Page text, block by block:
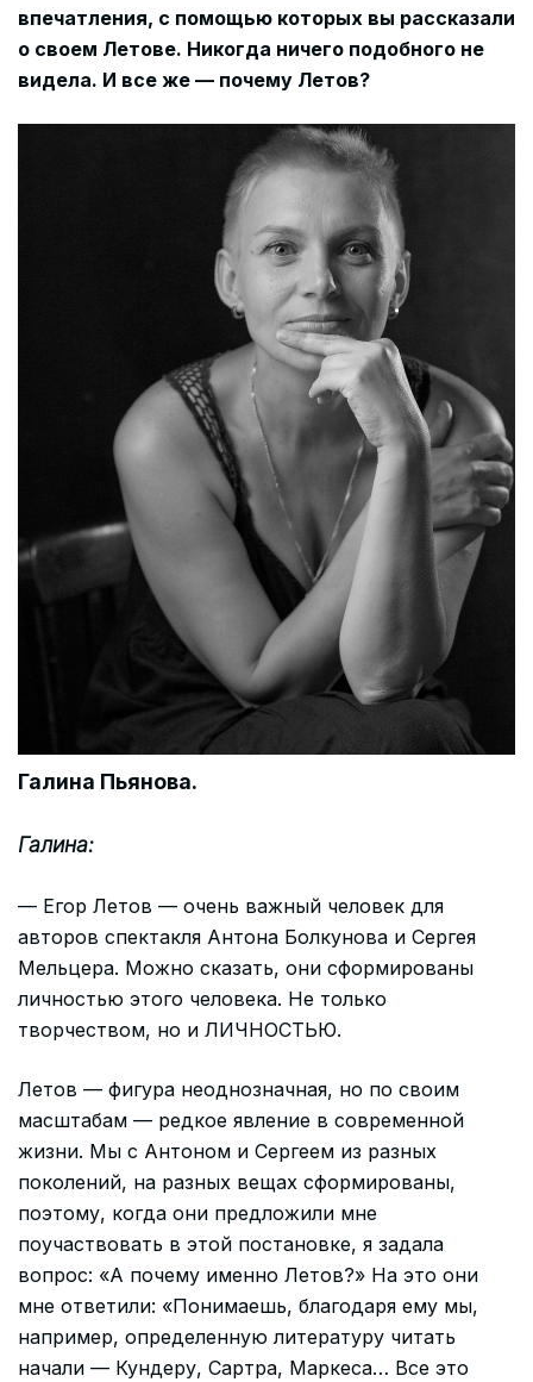
впечатления, с помощью которых вы рассказали
о своем Летове. Никогда ничего подобного не
видела. И все же — почему Летов?
Галина Пьянова.
Галина:
— Егор Летов — очень важный человек для
авторов спектакля Антона Болкунова и Сергея
Мельцера. Можно сказать, они сформированы
личностью этого человека. Не только
творчеством, но и ЛИЧНОСТЬЮ.
Летов — фигура неоднозначная, но по своим
масштабам — редкое явление в современной
жизни. Мы с Антоном и Сергеем из разных
поколений, на разных вещах сформированы,
поэтому, когда они предложили мне
поучаствовать в этой постановке, я задала
вопрос: «А почему именно Летов?» На это они
мне ответили: «Понимаешь, благодаря ему мы,
например, определенную литературу читать
начали — Кундеру, Сартра, Маркеса… Все это